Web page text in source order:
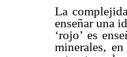
La
enseñar una
‘rojo’ es
minerales,